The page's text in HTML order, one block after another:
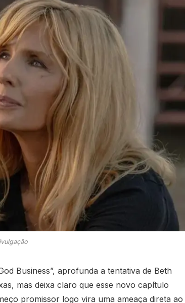
Business”, aprofunda a tentativa de Beth
mas deixa claro que esse novo capítulo
promissor logo vira uma ameaça direta ao